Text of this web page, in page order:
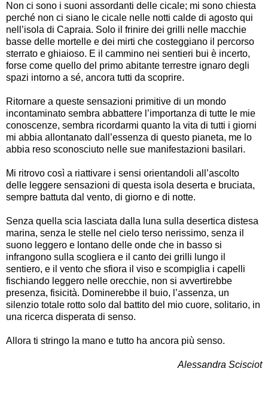
Non ci sono i suoni assordanti delle cicale; mi sono chiesta
perché non ci siano le cicale nelle notti calde di agosto qui
nell’isola di Capraia. Solo il frinire dei grilli nelle macchie
basse delle mortelle e dei mirti che costeggiano il percorso
sterrato e ghiaioso. E il cammino nei sentieri bui è incerto,
forse come quello del primo abitante terrestre ignaro degli
spazi intorno a sé, ancora tutti da scoprire.
Ritornare a queste sensazioni primitive di un mondo
incontaminato sembra abbattere l’importanza di tutte le mie
conoscenze, sembra ricordarmi quanto la vita di tutti i giorni
mi abbia allontanato dall’essenza di questo pianeta, me lo
abbia reso sconosciuto nelle sue manifestazioni basilari.
Mi ritrovo così a riattivare i sensi orientandoli all’ascolto
delle leggere sensazioni di questa isola deserta e bruciata,
sempre battuta dal vento, di giorno e di notte.
Senza quella scia lasciata dalla luna sulla desertica distesa
marina, senza le stelle nel cielo terso nerissimo, senza il
suono leggero e lontano delle onde che in basso si
infrangono sulla scogliera e il canto dei grilli lungo il
sentiero, e il vento che sfiora il viso e scompiglia i capelli
fischiando leggero nelle orecchie, non si avvertirebbe
presenza, fisicità. Dominerebbe il buio, l’assenza, un
silenzio totale rotto solo dal battito del mio cuore, solitario, in
una ricerca disperata di senso.
Allora ti stringo la mano e tutto ha ancora più senso.
Alessandra Scisciot